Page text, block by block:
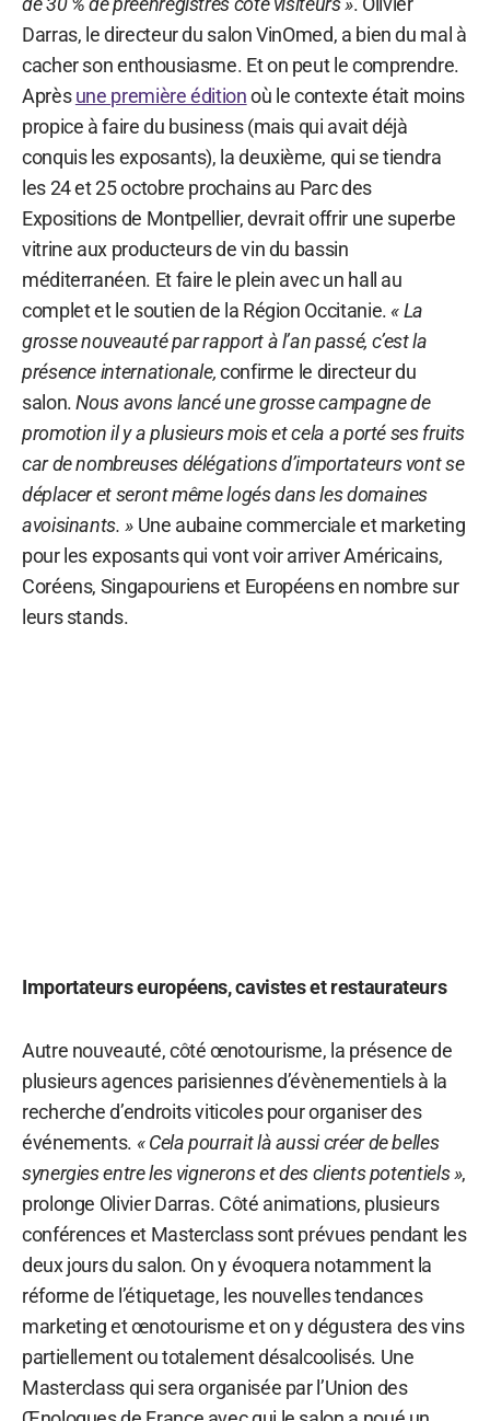
Darras, le directeur du salon VinOmed, a bien du mal à
cacher son enthousiasme. Et on peut le comprendre.
Aprèsune première éditionoù le contexte était moins
propice à faire du business (mais qui avait déjà
conquis les exposants), la deuxième, qui se tiendra
les 24 et 25 octobre prochains au Parc des
Expositions de Montpellier, devrait offrir une superbe
vitrine aux producteurs de vin du bassin
méditerranéen. Et faire le plein avec un hall au
complet et le soutien de la Région Occitanie.« La
grosse nouveauté par rapport à l’an passé, c’est la
présence internationale,confirme le directeur du
salon.Nous avons lancé une grosse campagne de
promotion il y a plusieurs mois et cela a porté ses fruits
car de nombreuses délégations d’importateurs vont se
déplacer et seront même logés dans les domaines
avoisinants. »Une aubaine commerciale et marketing
pour les exposants qui vont voir arriver Américains,
Coréens, Singapouriens et Européens en nombre sur
leurs stands.
Importateurs européens, cavistes et restaurateurs
Autre nouveauté, côté œnotourisme, la présence de
plusieurs agences parisiennes d’évènementiels à la
recherche d’endroits viticoles pour organiser des
événements. « Cela pourrait là aussi créer de belles
synergies entre les vignerons et des clients potentiels »,
prolonge Olivier Darras. Côté animations, plusieurs
conférences et Masterclass sont prévues pendant les
deux jours du salon. On y évoquera notamment la
réforme de l’étiquetage, les nouvelles tendances
marketing et œnotourisme et on y dégustera des vins
partiellement ou totalement désalcoolisés. Une
Masterclass qui sera organisée par l’Union des